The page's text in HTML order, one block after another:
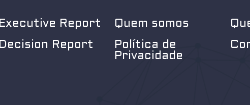
Executive Report
Decision Report
Quem somos
Política de
Privacidade